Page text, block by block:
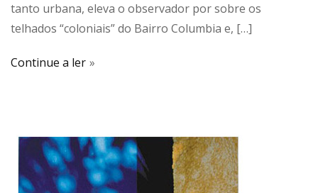
tanto urbana, eleva o observador por sobre os
telhados “coloniais” do Bairro Columbia e, […]
Continue a ler